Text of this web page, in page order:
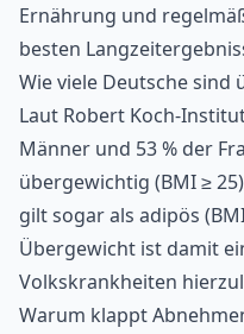
Ernährung und
besten
Wie viele Deutsche sind
Laut Robert Koch-
Männer und 53 % der
übergewichtig (BMI ≥
gilt sogar als adipös
Übergewicht ist damit
Volkskrankheiten
Warum klappt